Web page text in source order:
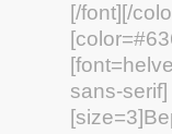
[/font][/
sans-serif]